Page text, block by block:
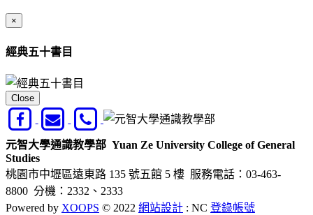
×
經典五十書目
Close
元智大學通識教學部 Yuan Ze University College of General
Studies
桃園市中壢區遠東路 135 號五館 5 樓 服務電話：03-463-
8800 分機：2332、2333
Powered by XOOPS © 2022 網站設計 : NC 登錄帳號